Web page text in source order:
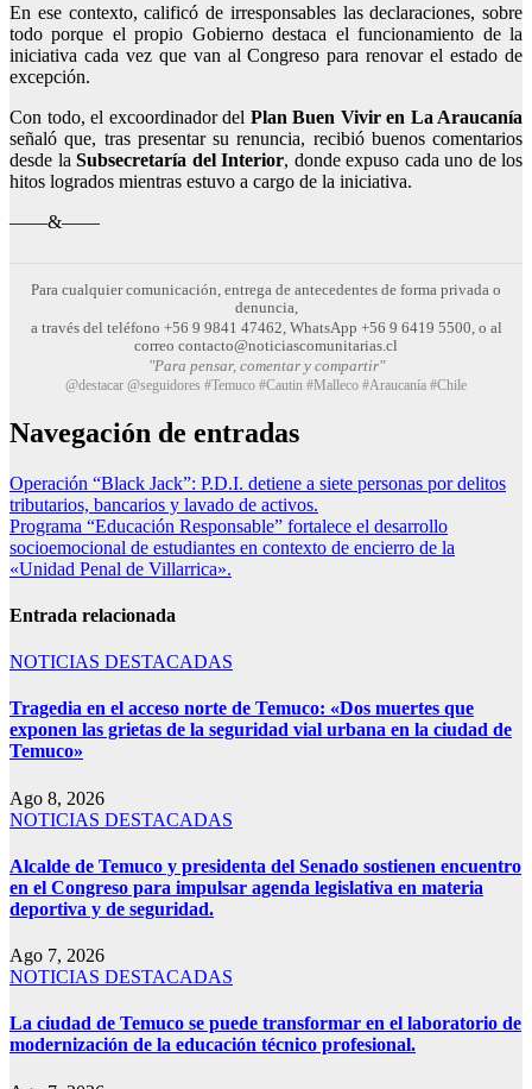
En ese contexto, calificó de irresponsables las declaraciones, sobre
todo porque el propio Gobierno destaca el funcionamiento de la
iniciativa cada vez que van al Congreso para renovar el estado de
excepción.
Con todo, el excoordinador del Plan Buen Vivir en La Araucanía
señaló que, tras presentar su renuncia, recibió buenos comentarios
desde la Subsecretaría del Interior, donde expuso cada uno de los
hitos logrados mientras estuvo a cargo de la iniciativa.
——&——
Para cualquier comunicación, entrega de antecedentes de forma privada o
denuncia,
a través del teléfono +56 9 9841 47462, WhatsApp +56 9 6419 5500, o al
correo contacto@noticiascomunitarias.cl
"Para pensar, comentar y compartir"
@destacar @seguidores #Temuco #Cautin #Malleco #Araucanía #Chile
Navegación de entradas
Operación “Black Jack”: P.D.I. detiene a siete personas por delitos
tributarios, bancarios y lavado de activos.
Programa “Educación Responsable” fortalece el desarrollo
socioemocional de estudiantes en contexto de encierro de la
«Unidad Penal de Villarrica».
Entrada relacionada
NOTICIAS DESTACADAS
Tragedia en el acceso norte de Temuco: «Dos muertes que
exponen las grietas de la seguridad vial urbana en la ciudad de
Temuco»
Ago 8, 2026
NOTICIAS DESTACADAS
Alcalde de Temuco y presidenta del Senado sostienen encuentro
en el Congreso para impulsar agenda legislativa en materia
deportiva y de seguridad.
Ago 7, 2026
NOTICIAS DESTACADAS
La ciudad de Temuco se puede transformar en el laboratorio de
modernización de la educación técnico profesional.